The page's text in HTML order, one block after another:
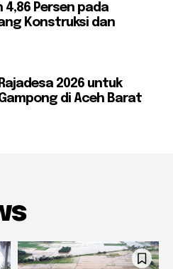
4,86 Persen pada
Konstruksi dan
2026 untuk
di Aceh Barat